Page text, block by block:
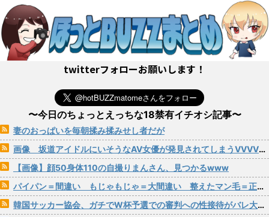
twitterフォローお願いします！
〜今日のちょっとえっちな18禁有イチオシ記事〜
妻のおっぱいを毎朝揉み揉みせし者だが
画像 坂道アイドルにいそうなAV女優が発見されてしまうVVVVVVVVVVVVVVVVVVVVVVVVVV
【画像】顔50身体110の自撮りまんさん、見つかるwww
パイパン＝間違い もじゃもじゃ＝大間違い 整えたマン毛＝正解！
韓国サッカー協会、ガチでW杯予選での審判への性接待がバレ大炎上大騒ぎにwww